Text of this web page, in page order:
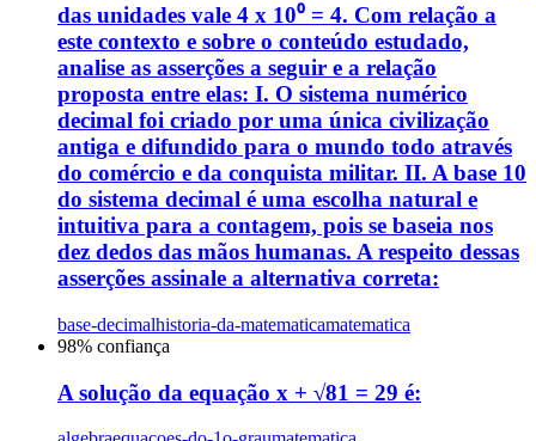
das unidades vale 4 x 10⁰ = 4. Com relação a
este contexto e sobre o conteúdo estudado,
analise as asserções a seguir e a relação
proposta entre elas: I. O sistema numérico
decimal foi criado por uma única civilização
antiga e difundido para o mundo todo através
do comércio e da conquista militar. II. A base 10
do sistema decimal é uma escolha natural e
intuitiva para a contagem, pois se baseia nos
dez dedos das mãos humanas. A respeito dessas
asserções assinale a alternativa correta:
base-decimalhistoria-da-matematicamatematica
98% confiança
A solução da equação x + √81 = 29 é: